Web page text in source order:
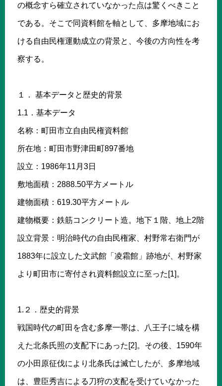
の概念すら確立されていなかった点は驚くべきこと
である。そこで同資料館を軸として、多摩地域にお
ける自由民権運動成立の背景と、今後の方向性を考
察する。
１． 基本データと歴史的背景
1.1．基本データ
名称：町田市立自由民権資料館
所在地：町田市野津田町897番地
設立：1986年11月3日
敷地面積：2888.50平方メートル
建物面積：619.30平方メートル
建物概要：鉄筋コンクリート造。地下１階、地上2階
設立背景：明治時代の自由民権家、村野常右衛門が
1883年に設立した文武館「凌霜館」跡地が、村野家
より町田市に寄付され資料館設立に至った[1]。
1.２．歴史的背景
戦国時代の町田を含む多摩一帯は、八王子に城を構
えた北条氏照の支配下にあった[2]。その後、1590年
の小田原征伐により北条氏は滅亡したが、多摩地域
は、豊臣秀吉による刀狩の支配を受けていなかった